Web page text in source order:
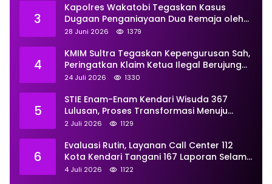
3
Kapolres Wakatobi Tegaskan Kasus
Dugaan Penganiayaan Dua Remaja oleh
Dua Anggota Ditangani Secara
28 Juni 2026 1379
4
KMIM Sultra Tegaskan Kepengurusan Sah,
Peringatkan Klaim Ketua Ilegal Berujung
Proses Hukum
24 Juli 2026 1330
5
STIE Enam-Enam Kendari Wisuda 367
Lulusan, Proses Transformasi Menuju
Universitas Resmi Diterima
2 Juli 2026 1129
6
Evaluasi Rutin, Layanan Call Center 112
Kota Kendari Tangani 167 Laporan Selama
Juni
4 Juli 2026 1122